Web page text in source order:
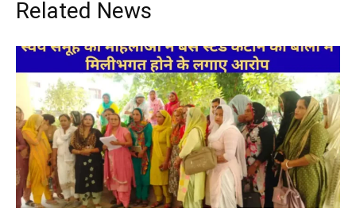
Related News